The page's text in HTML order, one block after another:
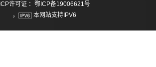
ICP许可证 ：鄂ICP备19006621号
，
本网站支持IPV6